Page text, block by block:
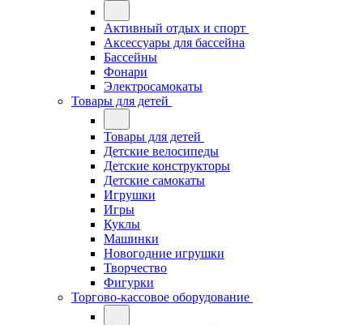
Активный отдых и спорт
Аксессуары для бассейна
Бассейны
Фонари
Электросамокаты
Товары для детей
Товары для детей
Детские велосипеды
Детские конструкторы
Детские самокаты
Игрушки
Игры
Куклы
Машинки
Новогодние игрушки
Творчество
Фигурки
Торгово-кассовое оборудование